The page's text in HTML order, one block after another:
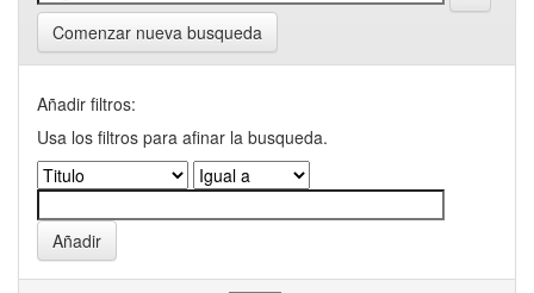
Comenzar nueva busqueda
Añadir filtros:
Usa los filtros para afinar la busqueda.